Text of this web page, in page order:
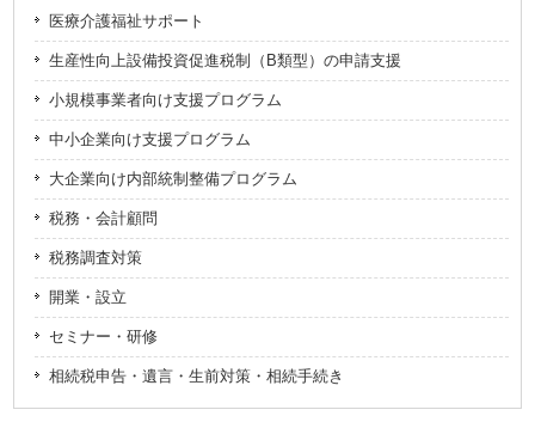
ウ
で
開
き
ま
す)
医療介護福祉サポート
生産性向上設備投資促進税制（B類型）の申請支援
小規模事業者向け支援プログラム
中小企業向け支援プログラム
大企業向け内部統制整備プログラム
税務・会計顧問
税務調査対策
開業・設立
セミナー・研修
相続税申告・遺言・生前対策・相続手続き